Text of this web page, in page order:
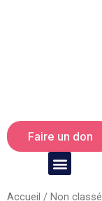
Faire un don
Accueil / Non classé